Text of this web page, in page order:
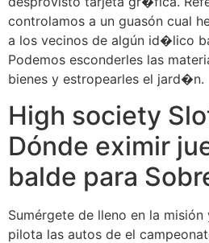
controlamos a un guasón cual
a los vecinos de algún id�lico
Podemos esconderles las
bienes y estropearles el jard�n.
High society Slot
Dónde eximir
balde para
Sumérgete de lleno en la
pilota las autos de el